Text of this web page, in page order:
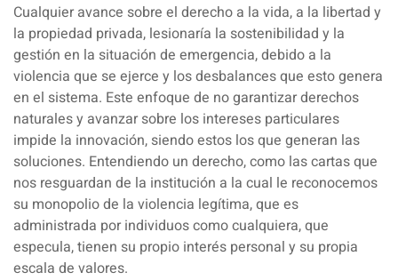
Cualquier avance sobre el derecho a la vida, a la libertad y
la propiedad privada, lesionaría la sostenibilidad y la
gestión en la situación de emergencia, debido a la
violencia que se ejerce y los desbalances que esto genera
en el sistema. Este enfoque de no garantizar derechos
naturales y avanzar sobre los intereses particulares
impide la innovación, siendo estos los que generan las
soluciones. Entendiendo un derecho, como las cartas que
nos resguardan de la institución a la cual le reconocemos
su monopolio de la violencia legítima, que es
administrada por individuos como cualquiera, que
especula, tienen su propio interés personal y su propia
escala de valores.